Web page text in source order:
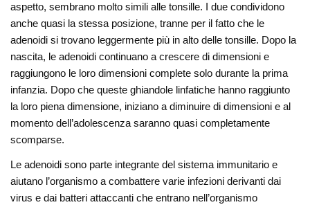
aspetto, sembrano molto simili alle tonsille. I due condividono
anche quasi la stessa posizione, tranne per il fatto che le
adenoidi si trovano leggermente più in alto delle tonsille. Dopo la
nascita, le adenoidi continuano a crescere di dimensioni e
raggiungono le loro dimensioni complete solo durante la prima
infanzia. Dopo che queste ghiandole linfatiche hanno raggiunto
la loro piena dimensione, iniziano a diminuire di dimensioni e al
momento dell’adolescenza saranno quasi completamente
scomparse.
Le adenoidi sono parte integrante del sistema immunitario e
aiutano l’organismo a combattere varie infezioni derivanti dai
virus e dai batteri attaccanti che entrano nell’organismo